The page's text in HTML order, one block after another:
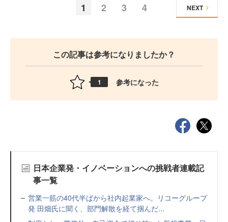
1 2 3 4 NEXT
この記事は参考になりましたか？
1 参考になった
日本企業発・イノベーションへの挑戦者連載記
事一覧
営業一筋の40代半ばから社内起業家へ。リコーグループ
発 田畑氏に聞く、部門解散を経て掴んだ...